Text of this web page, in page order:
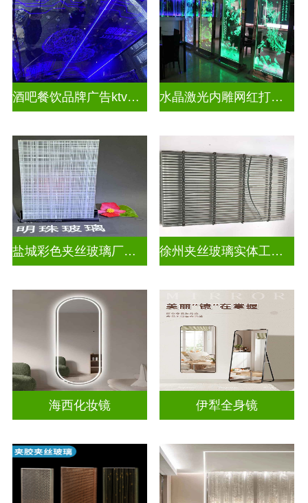
酒吧餐饮品牌广告ktv激光内雕发光艺术玻璃 水晶激光内雕网红打卡背景
盐城彩色夹丝玻璃厂招聘 徐州夹丝玻璃实体工厂地址
海西化妆镜 伊犁全身镜